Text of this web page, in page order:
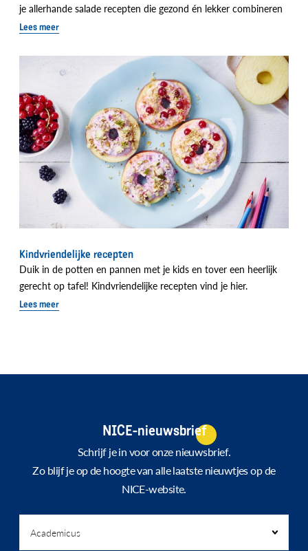
je allerhande salade recepten die gezond én lekker combineren
Lees meer
Kindvriendelijke recepten
Duik in de potten en pannen met je kids en tover een heerlijk
gerecht op tafel! Kindvriendelijke recepten vind je hier.
Lees meer
NICE-nieuwsbrief
Schrijf je in voor onze nieuwsbrief.
Zo blijf je op de hoogte van alle laatste nieuwtjes op de
NICE-website.